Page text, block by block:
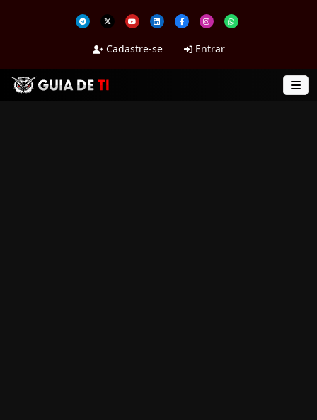
Cadastre-se Entrar